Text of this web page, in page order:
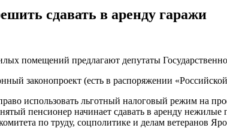
сдавать в аренду гаражи
помещений предлагают депутаты
законопроект (есть в распоряжении
использовать льготный налоговый режим на
пенсионер начинает сдавать в аренду
по труду, соцполитике и делам ветеранов